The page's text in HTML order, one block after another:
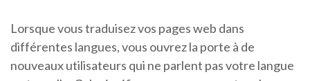
Lorsque vous traduisez vos pages web dans
différentes langues, vous ouvrez la porte à de
nouveaux utilisateurs qui ne parlent pas votre langue